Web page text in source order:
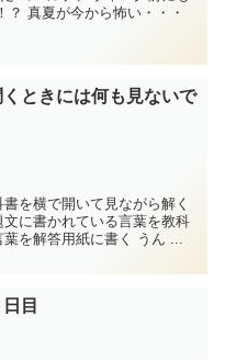
真夏が今から怖い・・・
くときには何も見ないで
を横で開いて見ながら解く
に書かれている言葉を教科
を解答用紙に書く うん ...
目